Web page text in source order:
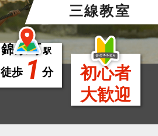
三線教室
錦糸町駅
徒歩 1 分
初心者
大歓迎